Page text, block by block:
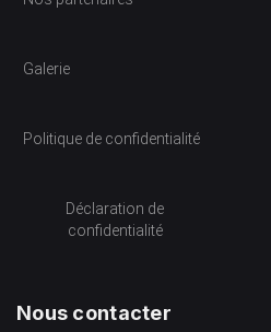
Galerie
Politique de confidentialité
Déclaration de
confidentialité
Nous contacter